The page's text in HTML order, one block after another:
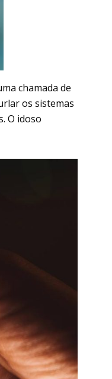
chamada de
os sistemas
O idoso